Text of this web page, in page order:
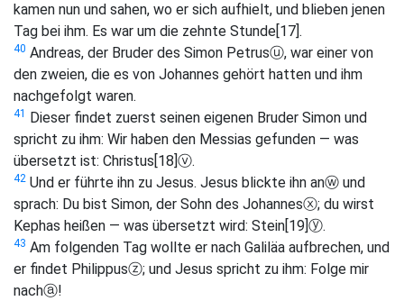
kamen nun und sahen, wo er sich aufhielt, und blieben jenen
Tag bei ihm. Es war um die zehnte Stunde[17].
40 Andreas, der Bruder des Simon Petrusⓤ, war einer von
den zweien, die es von Johannes gehört hatten und ihm
nachgefolgt waren.
41 Dieser findet zuerst seinen eigenen Bruder Simon und
spricht zu ihm: Wir haben den Messias gefunden — was
übersetzt ist: Christus[18]ⓥ.
42 Und er führte ihn zu Jesus. Jesus blickte ihn anⓦ und
sprach: Du bist Simon, der Sohn des Johannesⓧ; du wirst
Kephas heißen — was übersetzt wird: Stein[19]ⓨ.
43 Am folgenden Tag wollte er nach Galiläa aufbrechen, und
er findet Philippusⓩ; und Jesus spricht zu ihm: Folge mir
nachⓐ!